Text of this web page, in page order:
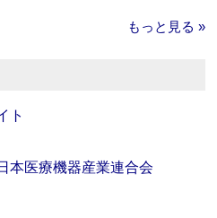
もっと見る »
ト
医療機器産業連合会